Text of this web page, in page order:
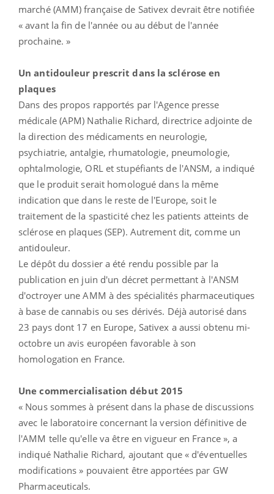
marché (AMM) française de Sativex devrait être notifiée
« avant la fin de l'année ou au début de l'année
prochaine. »
Un antidouleur prescrit dans la sclérose en
plaques
Dans des propos rapportés par l'Agence presse
médicale (APM) Nathalie Richard, directrice adjointe de
la direction des médicaments en neurologie,
psychiatrie, antalgie, rhumatologie, pneumologie,
ophtalmologie, ORL et stupéfiants de l'ANSM, a indiqué
que le produit serait homologué dans la même
indication que dans le reste de l'Europe, soit le
traitement de la spasticité chez les patients atteints de
sclérose en plaques (SEP). Autrement dit, comme un
antidouleur.
Le dépôt du dossier a été rendu possible par la
publication en juin d'un décret permettant à l'ANSM
d'octroyer une AMM à des spécialités pharmaceutiques
à base de cannabis ou ses dérivés. Déjà autorisé dans
23 pays dont 17 en Europe, Sativex a aussi obtenu mi-
octobre un avis européen favorable à son
homologation en France.
Une commercialisation début 2015
« Nous sommes à présent dans la phase de discussions
avec le laboratoire concernant la version définitive de
l'AMM telle qu'elle va être en vigueur en France », a
indiqué Nathalie Richard, ajoutant que « d'éventuelles
modifications » pouvaient être apportées par GW
Pharmaceuticals.